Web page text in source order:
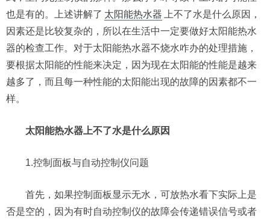
也是有的。上述讲解了 太阳能热水器
上不了水是什么原因，
因素还是比较复杂的，所以在生活中一定要做好太阳能热水
器的检查工作。对于太阳能热水器不烧水咋办的处理措施，
要根据太阳能的性能来决定，因为现在太阳能的性能是越来
越多了，而且每一种性能的太阳能出现的故障的因素都不一
样。
太阳能热水器上不了水是什么原因
1.控制面板与自动控制仪问题
首先，如果控制面板显示无水，可放热水看下实际上是
否是空的，因为有时自动控制仪的故障会传递错误信号或者